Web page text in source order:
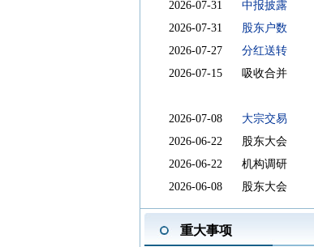
2026-07-31
中报披露
2026-07-31
股东户数
2026-07-27
分红送转
2026-07-15
吸收合并
2026-07-08
大宗交易
2026-06-22
股东大会
2026-06-22
机构调研
2026-06-08
股东大会
2026-04-30
一季报披露
2026-04-20
重大事项